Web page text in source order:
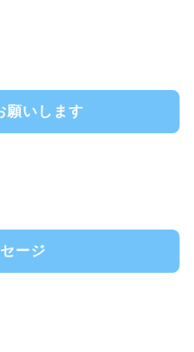
願いします
ージ